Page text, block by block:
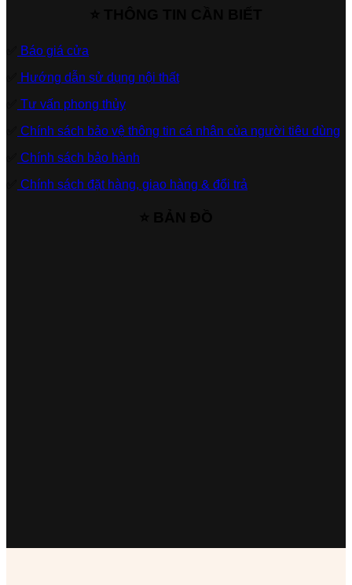
Báo giá cửa
Hướng dẫn sử dụng nội thất
Tư vấn phong thủy
Chính sách bảo vệ thông tin cá nhân của người tiêu dùng
Chính sách bảo hành
Chính sách đặt hàng, giao hàng & đổi trả